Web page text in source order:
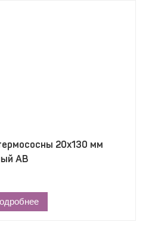
20х130 мм
АВ